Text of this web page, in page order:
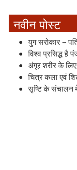
नवीन पोस्ट
युग सरोकार –
विश्व प्रसिद्ध है
अंगूर शरीर के
चित्र कला एवं
सृष्टि के संचालन